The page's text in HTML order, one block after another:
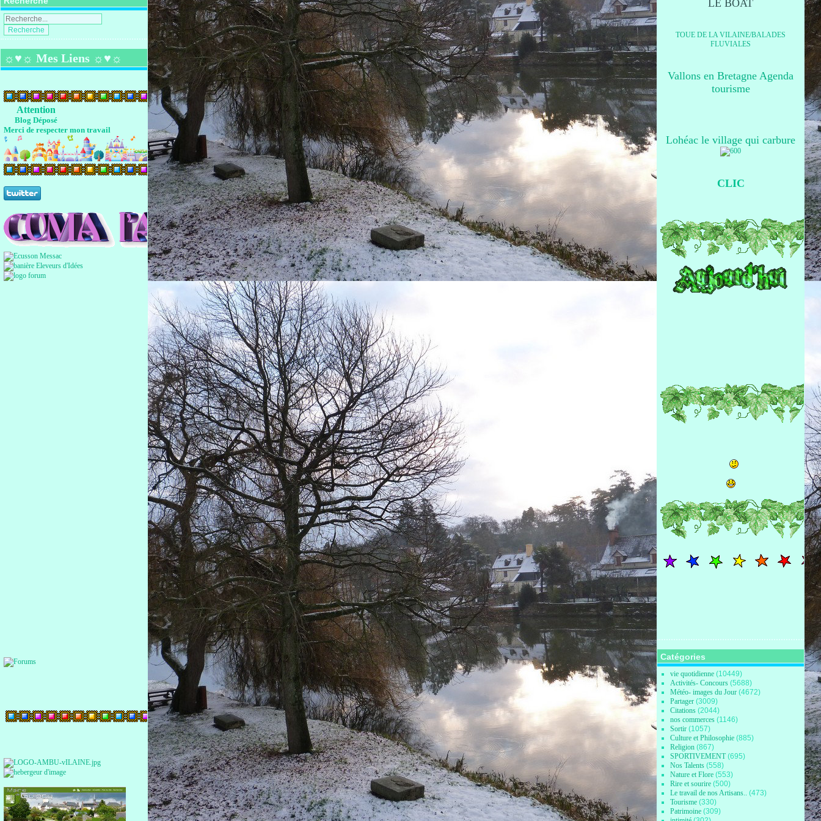
☼♥☼ Mes Liens ☼♥☼
Attention
Blog Déposé
Merci de respecter mon travail
LE BOAT
TOUE DE LA VILAINE/BALADES
FLUVIALES
Vallons en Bretagne Agenda
tourisme
Lohéac le village qui carbure
CLIC
Catégories
vie quotidienne (10449)
Activités- Concours (5688)
Météo- images du Jour (4672)
Partager (3009)
Citations (2044)
nos commerces (1146)
Sortir (1057)
Culture et Philosophie (885)
Religion (867)
SPORTIVEMENT(695)
Nos Talents (558)
Nature et Flore (553)
Rire et sourire (500)
Le travail de nos Artisans.. (473)
Tourisme (330)
Patrimoine (309)